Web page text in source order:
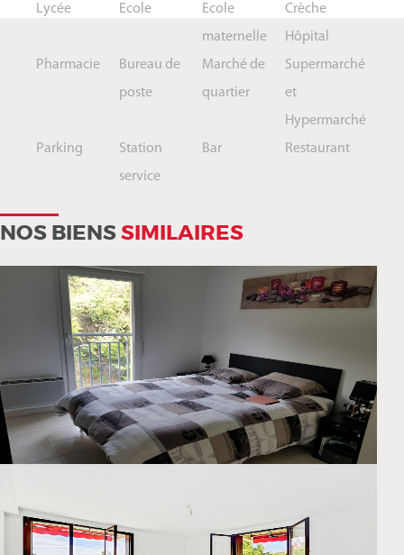
Lycée Ecole
Ecole
maternelle
Crèche
Hôpital
Pharmacie
Bureau de
poste
Marché de
quartier
Supermarché
et
Hypermarché
Parking
Station
service
Bar Restaurant
NOS BIENSSIMILAIRES